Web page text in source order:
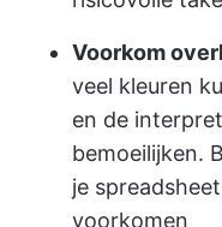
Voorkom
veel kleuren
en de
bemoeilijken.
je
voorkomen